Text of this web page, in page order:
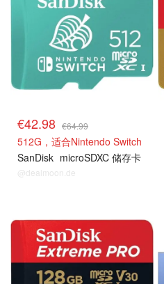
€42.98 €64.99
512G，适合Nintendo Switch
SanDisk microSDXC 储存卡
@dealmoon.de